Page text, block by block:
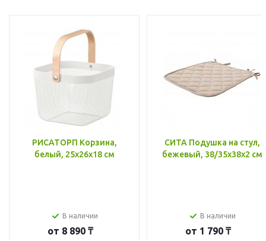
РИСАТОРП Корзина,
белый, 25x26x18 см
В наличии
от 8 890 ₸
СИТА Подушка на стул,
бежевый, 38/35x38x2 см
В наличии
от 1 790 ₸